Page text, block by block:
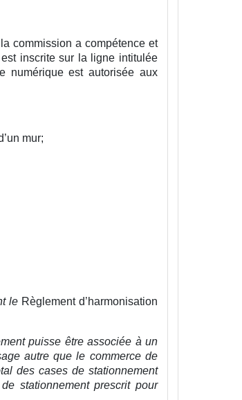
commission a compétence et
inscrite sur la ligne intitulée
numérique est autorisée aux
mur;
le Règlement d’harmonisation
puisse être associée à un
autre que le commerce de
des cases de stationnement
stationnement prescrit pour